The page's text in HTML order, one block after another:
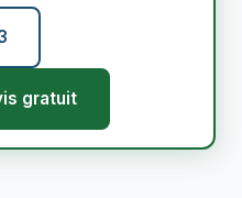
gratuit